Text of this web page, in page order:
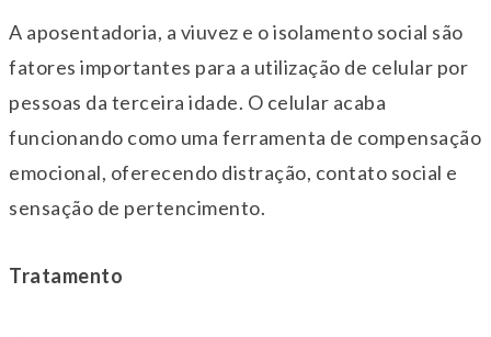
A aposentadoria, a viuvez e o isolamento social são
fatores importantes para a utilização de celular por
pessoas da terceira idade. O celular acaba
funcionando como uma ferramenta de compensação
emocional, oferecendo distração, contato social e
sensação de pertencimento.
Tratamento